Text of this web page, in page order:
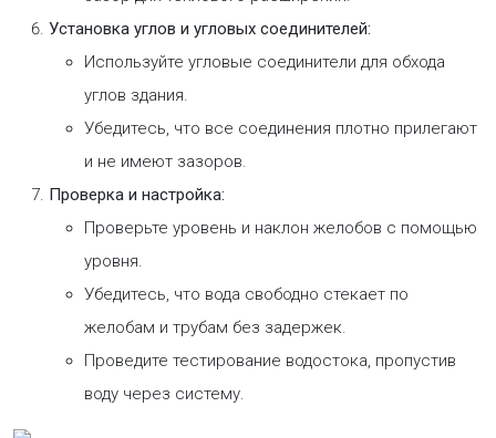
Установка углов и угловых соединителей:
Используйте угловые соединители для обхода
углов здания.
Убедитесь, что все соединения плотно прилегают
и не имеют зазоров.
Проверка и настройка:
Проверьте уровень и наклон желобов с помощью
уровня.
Убедитесь, что вода свободно стекает по
желобам и трубам без задержек.
Проведите тестирование водостока, пропустив
воду через систему.